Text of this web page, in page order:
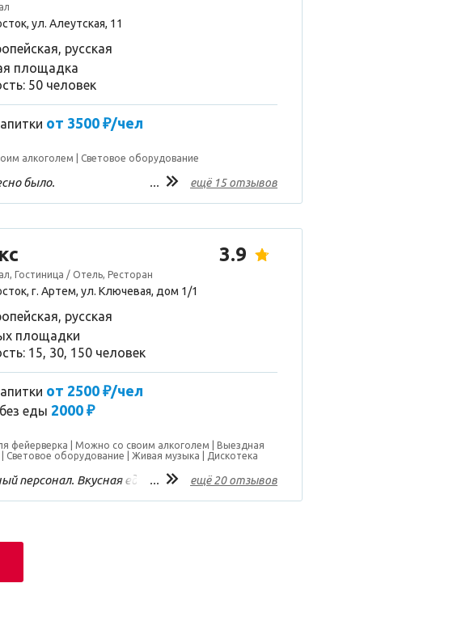
ул. Алеутская, 11
русская
площадка
50 человек
от 3500 ₽/чел
алкоголем Световое оборудование
было. ... ещё 15 отзывов
Гостиница / Отель, Ресторан
3.9
г. Артем, ул. Ключевая, дом 1/1
русская
площадки
15, 30, 150 человек
от 2500 ₽/чел
еды 2000 ₽
фейерверка Можно со своим алкоголем
Выездная
Световое оборудование Живая музыка Дискотека
персонал. Вкусная еда ... ещё 20 отзывов